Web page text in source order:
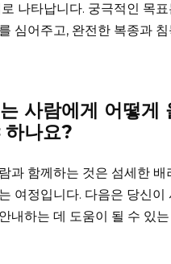
나타납니다. 궁극적인 목표
심어주고, 완전한 복종과
사람에게 어떻게
나요?
과 함께하는 것은 섬세한 배
여정입니다. 다음은 당신이
내하는 데 도움이 될 수 있는